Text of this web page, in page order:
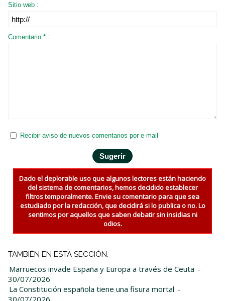
Sitio web :
Comentario * :
Recibir aviso de nuevos comentarios por e-mail
Dado el deplorable uso que algunos lectores están haciendo
del sistema de comentarios, hemos decidido establecer
filtros temporalmente. Envie su comentario para que sea
estudiado por la redacción, que decidirá si lo publica o no. Lo
sentimos por aquellos que saben debatir sin insidias ni
odios.
TAMBIÉN EN ESTA SECCIÓN:
Marruecos invade España y Europa a través de Ceuta -
30/07/2026
La Constitución española tiene una fisura mortal -